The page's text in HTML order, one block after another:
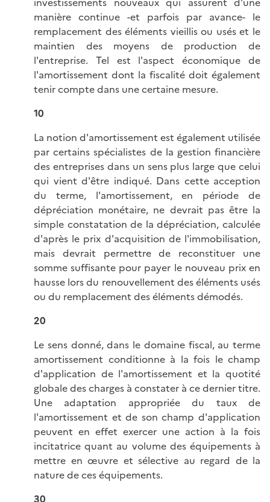
manière continue -et parfois par avance- le
remplacement des éléments vieillis ou usés et le
maintien des moyens de production de
l'entreprise. Tel est l'aspect économique de
l'amortissement dont la fiscalité doit également
tenir compte dans une certaine mesure.
10
La notion d'amortissement est également utilisée
par certains spécialistes de la gestion financière
des entreprises dans un sens plus large que celui
qui vient d'être indiqué. Dans cette acception
du terme, l'amortissement, en période de
dépréciation monétaire, ne devrait pas être la
simple constatation de la dépréciation, calculée
d'après le prix d'acquisition de l'immobilisation,
mais devrait permettre de reconstituer une
somme suffisante pour payer le nouveau prix en
hausse lors du renouvellement des éléments usés
ou du remplacement des éléments démodés.
20
Le sens donné, dans le domaine fiscal, au terme
amortissement conditionne à la fois le champ
d'application de l'amortissement et la quotité
globale des charges à constater à ce dernier titre.
Une adaptation appropriée du taux de
l'amortissement et de son champ d'application
peuvent en effet exercer une action à la fois
incitatrice quant au volume des équipements à
mettre en œuvre et sélective au regard de la
nature de ces équipements.